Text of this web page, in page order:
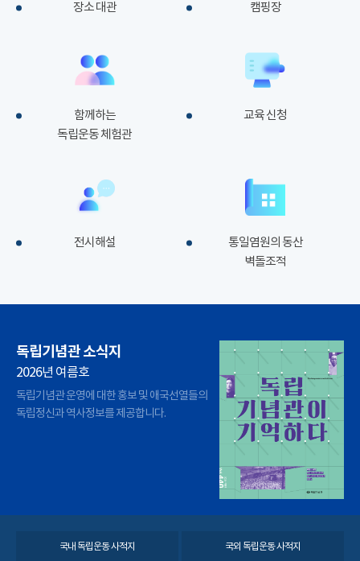
장소 대관 캠핑장
함께하는
독립운동 체험관
교육 신청
전시해설
통일염원의 동산
벽돌조적
독립기념관 소식지
2026년 여름호
독립기념관 운영에 대한 홍보 및 애국선열들의
독립정신과 역사정보를 제공합니다.
국내 독립운동 사적지 국외 독립운동 사적지